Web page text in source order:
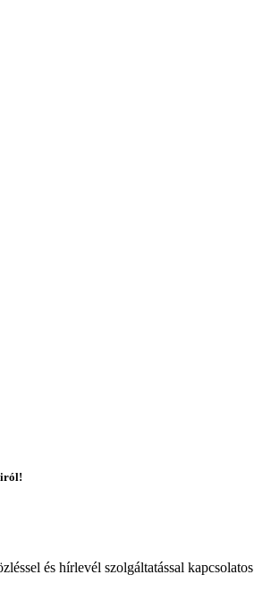
és hírlevél szolgáltatással kapcsolatos